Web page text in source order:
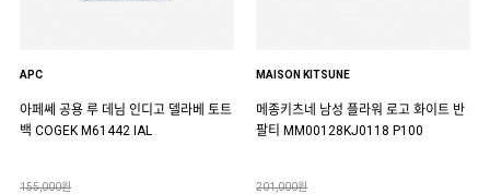
APC
아페쎄 공용 루 데님 인디고 델라베 토트
백 COGEK M61442 IAL
155,000원
MAISON KITSUNE
메종키츠네 남성 플라워 로고 화이트 반
팔티 MM00128KJ0118 P100
201,000원